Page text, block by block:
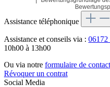
Assistance téléphonique
Assistance et conseils via : 06172
10h00 à 13h00
Ou via notre formulaire de contact
Révoquer un contrat
Social Media